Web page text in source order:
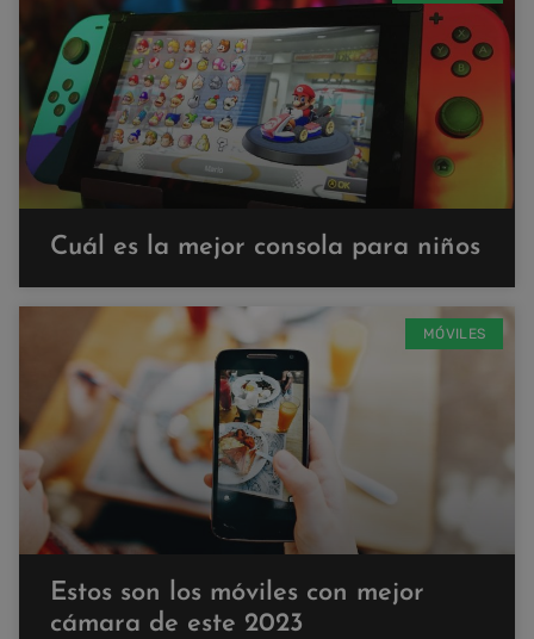
Cuál es la mejor consola para niños
MÓVILES
Estos son los móviles con mejor
cámara de este 2023